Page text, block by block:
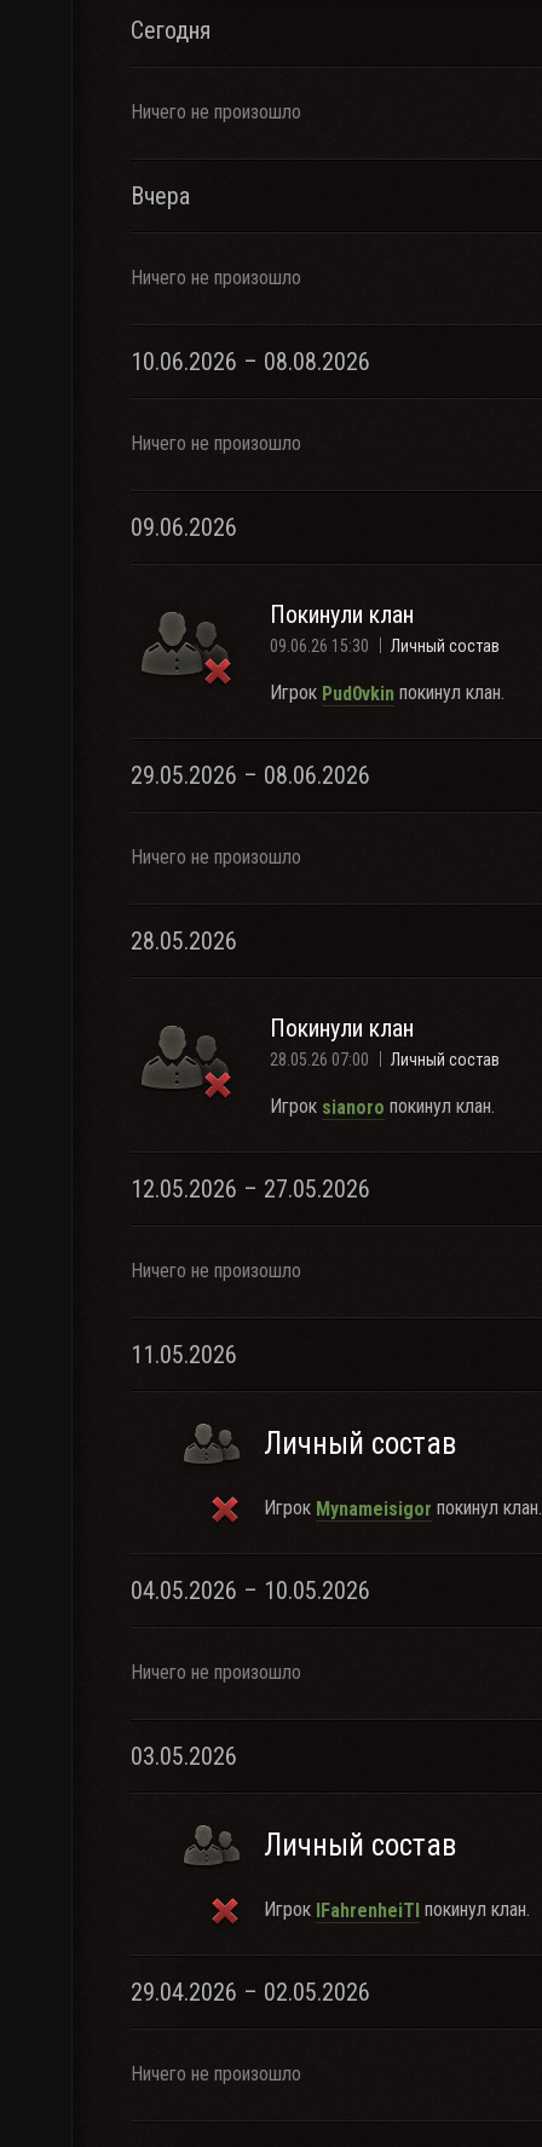
Сегодня
Ничего не произошло
Вчера
Ничего не произошло
10.06.2026 – 08.08.2026
Ничего не произошло
09.06.2026
Покинули клан
09.06.26 15:30 Личный состав
Игрок Pud0vkin покинул клан.
29.05.2026 – 08.06.2026
Ничего не произошло
28.05.2026
Покинули клан
28.05.26 07:00 Личный состав
Игрок sianoro покинул клан.
12.05.2026 – 27.05.2026
Ничего не произошло
11.05.2026
Личный состав
Игрок Mynameisigor покинул клан.
04.05.2026 – 10.05.2026
Ничего не произошло
03.05.2026
Личный состав
Игрок lFahrenheiTl покинул клан.
29.04.2026 – 02.05.2026
Ничего не произошло